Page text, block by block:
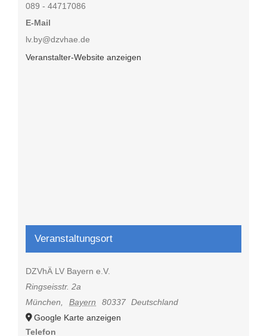
089 - 44717086
E-Mail
lv.by@dzvhae.de
Veranstalter-Website anzeigen
Veranstaltungsort
DZVhÄ LV Bayern e.V.
Ringseisstr. 2a
München
Bayern 80337 Deutschland
Google Karte anzeigen
Telefon